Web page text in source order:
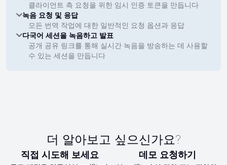
클라이언트 측 요청을 위한 임시 인증 토큰을 만듭니다
녹음 요청 및 응답
모든 번역 작업에 대한 일반적인 요청 옵션과 응답
다국어 세션을 녹음하고 발표
공개 공유 링크를 통해 실시간 녹음을 방송하는 데 사용할
수 있는 세션을 만듭니다
더 알아보고 싶으신가요?
직접 시도해 보세요 데모 요청하기